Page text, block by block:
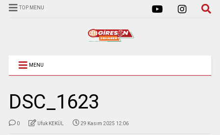
TOP MENU
MENU
DSC_1623
0 Ufuk KEKÜL 29 Kasım 2025 12:06